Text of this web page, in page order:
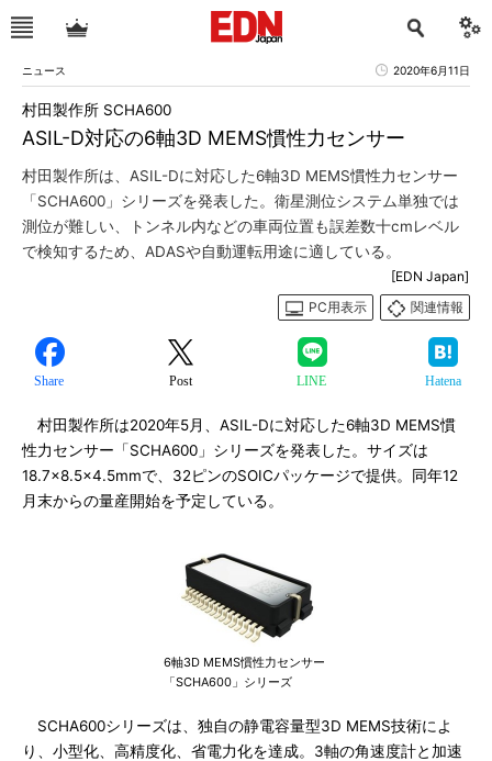
ニュース 2020年6月11日
ASIL-D対応の6軸3D MEMS慣性力センサー
村田製作所 SCHA600
村田製作所は、ASIL-Dに対応した6軸3D MEMS慣性力センサー
「SCHA600」シリーズを発表した。衛星測位システム単独では
測位が難しい、トンネル内などの車両位置も誤差数十cmレベル
で検知するため、ADASや自動運転用途に適している。
[EDN Japan]
PC用表示
関連情報
Share Post LINE Hatena
村田製作所は2020年5月、ASIL-Dに対応した6軸3D MEMS慣
性力センサー「SCHA600」シリーズを発表した。サイズは
18.7×8.5×4.5mmで、32ピンのSOICパッケージで提供。同年12
月末からの量産開始を予定している。
6軸3D MEMS慣性力センサー
「SCHA600」シリーズ
SCHA600シリーズは、独自の静電容量型3D MEMS技術によ
り、小型化、高精度化、省電力化を達成。3軸の角速度計と加速